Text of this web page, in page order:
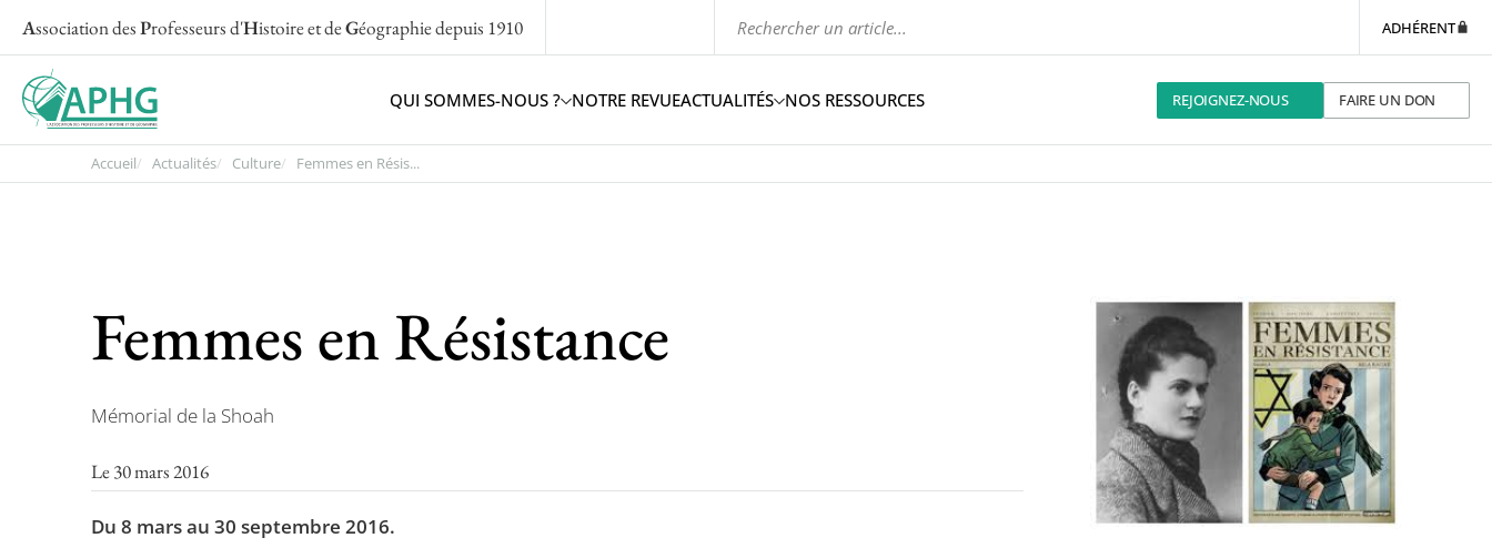
Association desProfesseurs d'Histoire et deGéographiedepuis 1910 ADHÉRENT
QUI SOMMES-NOUS ? NOTRE REVUEACTUALITÉS NOS RESSOURCES REJOIGNEZ-NOUS FAIRE UN DON
Accueil Actualités Culture Femmes en Résis...
Femmes en Résistance
Mémorial de la Shoah
Le 30 mars 2016
Du 8 mars au 30 septembre 2016.